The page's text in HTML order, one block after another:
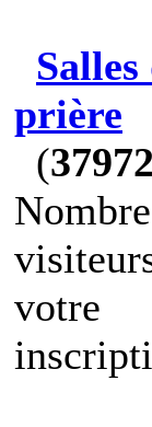
Salles
prière
(
votre